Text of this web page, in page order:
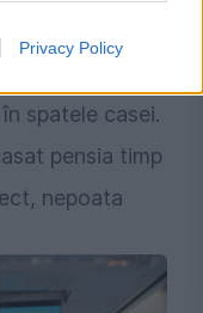
Privacy Policy
spatele casei.
pensia timp
nepoata